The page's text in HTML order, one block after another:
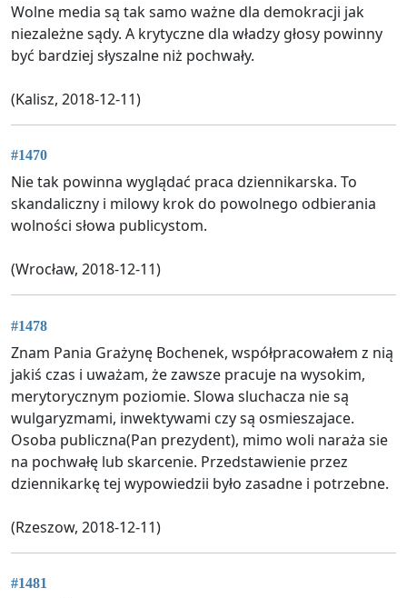
Wolne media są tak samo ważne dla demokracji jak
niezależne sądy. A krytyczne dla władzy głosy powinny
być bardziej słyszalne niż pochwały.
(Kalisz, 2018-12-11)
#1470
Nie tak powinna wyglądać praca dziennikarska. To
skandaliczny i milowy krok do powolnego odbierania
wolności słowa publicystom.
(Wrocław, 2018-12-11)
#1478
Znam Pania Grażynę Bochenek, współpracowałem z nią
jakiś czas i uważam, że zawsze pracuje na wysokim,
merytorycznym poziomie. Slowa sluchacza nie są
wulgaryzmami, inwektywami czy są osmieszajace.
Osoba publiczna(Pan prezydent), mimo woli naraża sie
na pochwałę lub skarcenie. Przedstawienie przez
dziennikarkę tej wypowiedzii było zasadne i potrzebne.
(Rzeszow, 2018-12-11)
#1481